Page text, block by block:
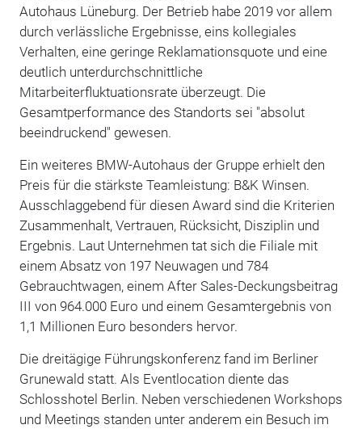
Autohaus Lüneburg. Der Betrieb habe 2019 vor allem
durch verlässliche Ergebnisse, eins kollegiales
Verhalten, eine geringe Reklamationsquote und eine
deutlich unterdurchschnittliche
Mitarbeiterfluktuationsrate überzeugt. Die
Gesamtperformance des Standorts sei "absolut
beeindruckend" gewesen.
Ein weiteres BMW-Autohaus der Gruppe erhielt den
Preis für die stärkste Teamleistung: B&K Winsen.
Ausschlaggebend für diesen Award sind die Kriterien
Zusammenhalt, Vertrauen, Rücksicht, Disziplin und
Ergebnis. Laut Unternehmen tat sich die Filiale mit
einem Absatz von 197 Neuwagen und 784
Gebrauchtwagen, einem After Sales-Deckungsbeitrag
III von 964.000 Euro und einem Gesamtergebnis von
1,1 Millionen Euro besonders hervor.
Die dreitägige Führungskonferenz fand im Berliner
Grunewald statt. Als Eventlocation diente das
Schlosshotel Berlin. Neben verschiedenen Workshops
und Meetings standen unter anderem ein Besuch im